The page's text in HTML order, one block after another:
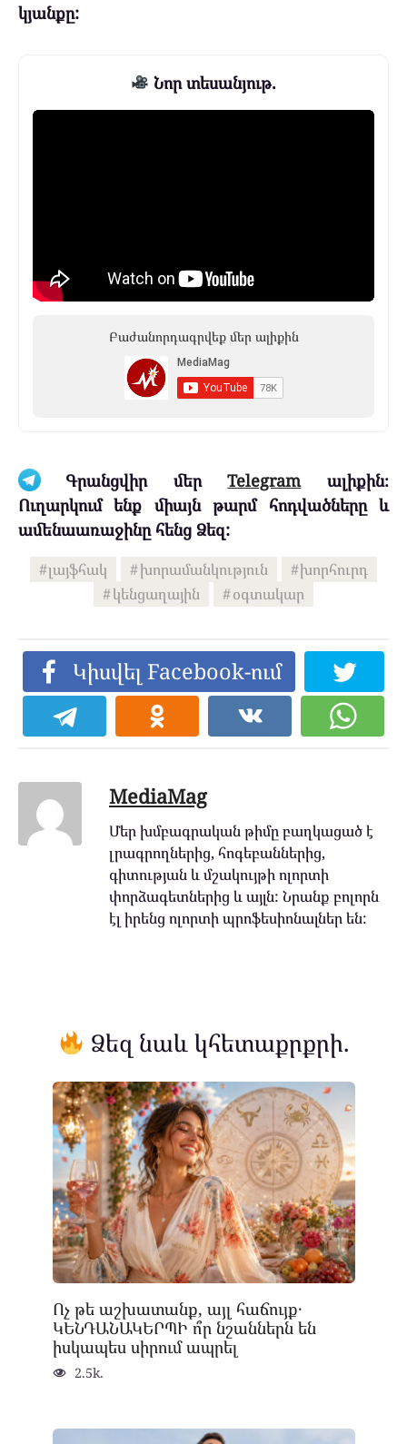
կյանքը:
Նոր տեսանյութ.
Բաժանորդագրվեք մեր ալիքին
Գրանցվիր մերTelegramալիքին։
Ուղարկում ենք միայն թարմ հոդվածները և
ամենաառաջինը հենց Ձեզ:
լայֆհակ խորամանկություն
խորհուրդ
կենցաղային
օգտակար
Կիսվել Facebook-ում
MediaMag
Մեր խմբագրական թիմը բաղկացած է
լրագրողներից, հոգեբաններից,
գիտության և մշակույթի ոլորտի
փորձագետներից և այլն: Նրանք բոլորն
էլ իրենց ոլորտի պրոֆեսիոնալներ են:
Ձեզ նաև կհետաքրքրի.
Ոչ թե աշխատանք, այլ հաճույք․
ԿԵՆԴԱՆԱԿԵՐՊԻ ո՞ր նշաններն են
իսկապես սիրում ապրել
2.5k.